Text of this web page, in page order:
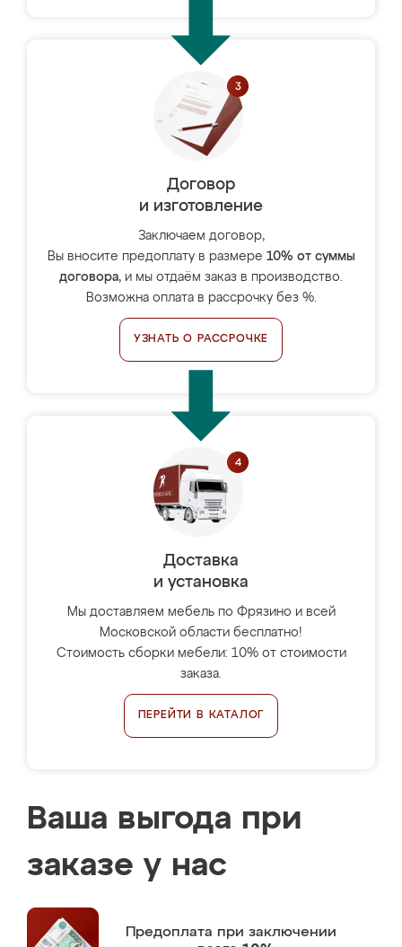
Договор
и изготовление
Заключаем договор,
Вы вносите предоплату в размере 10% от суммы
договора, и мы отдаём заказ в производство.
Возможна оплата в рассрочку без %.
УЗНАТЬ О РАССРОЧКЕ
Доставка
и установка
Мы доставляем мебель по Фрязино и всей
Московской области бесплатно!
Стоимость сборки мебели: 10% от стоимости
заказа.
ПЕРЕЙТИ В КАТАЛОГ
Ваша выгода при
заказе у нас
Предоплата при заключении